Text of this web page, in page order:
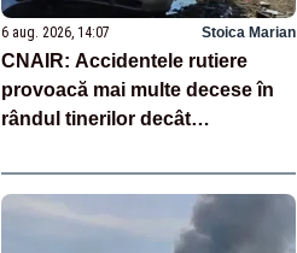
6 aug. 2026, 14:07 Stoica Marian
CNAIR: Accidentele rutiere
provoacă mai multe decese în
rândul tinerilor decât